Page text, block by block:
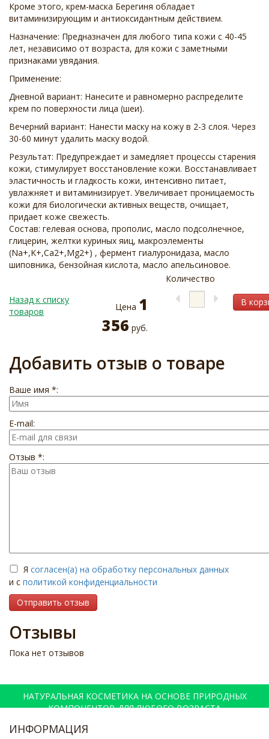
Кроме этого, крем-маска Берегиня обладает
витаминизирующим и антиоксидантным действием.
Назначение: Предназначен для любого типа кожи с 40-45
лет, независимо от возраста, для кожи с заметными
признаками увядания.
Применение:
Дневной вариант: Нанесите и равномерно распределите
крем по поверхности лица (шеи).
Вечерний вариант: Нанести маску на кожу в 2-3 слоя. Через
30-60 минут удалить маску водой.
Результат: Предупреждает и замедляет процессы старения
кожи, стимулирует восстановление кожи. Восстанавливает
эластичность и гладкость кожи, интенсивно питает,
увлажняет и витаминизирует. Увеличивает проницаемость
кожи для биологически активных веществ, очищает,
придает коже свежесть.
Состав: гелевая основа, прополис, масло подсолнечное,
глицерин, желтки куриных яиц, макроэлементы
(Na+,K+,Ca2+,Mg2+) , фермент гиалуронидаза, масло
шиповника, бензойная кислота, масло апельсиновое.
Назад к списку
товаров
В
Количество
Цена 1
356 руб.
Добавить отзыв о товаре
Ваше имя *:
E-mail:
Отзыв *:
Я согласен(а) на обработку персональных данных
и с политикой конфиденциальности
Отправить отзыв
Отзывы
Пока нет отзывов
НАТУРАЛЬНАЯ КОСМЕТИКА НА ОСНОВЕ ПРИРОДНЫХ
КОМПОНЕНТОВ ДЛЯ ЛЮБОГО ВОЗРАСТА
ИНФОРМАЦИЯ